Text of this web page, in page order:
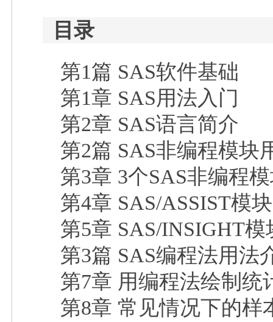
目录
第1篇 SAS软件基础
第1章 SAS用法入门
第2章 SAS语言简介
第2篇 SAS非编程模块
第3章 3个SAS非编程
第4章 SAS/ASSIST模
第5章 SAS/INSIGHT模
第3篇 SAS编程法用法
第7章 用编程法绘制统
第8章 常见情况下的样